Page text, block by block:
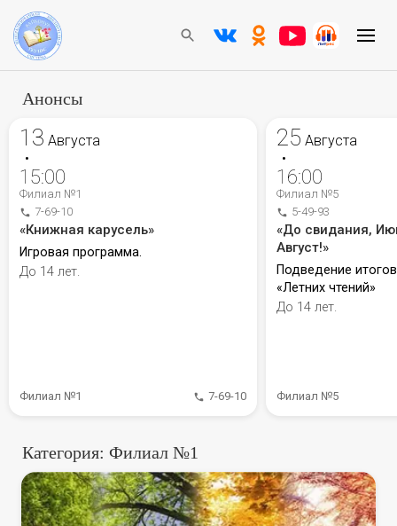
Анонсы
13 Августа
•
15:00
Филиал №1
7-69-10
«Книжная карусель»
Игровая программа.
До 14 лет.
Филиал №1 7-69-10
25 Августа
•
16:00
Филиал №5
5-49-93
«До свидания,
Август!»
Подведение
«Летних чтений»
До 14 лет.
Филиал №5
Категория: Филиал №1